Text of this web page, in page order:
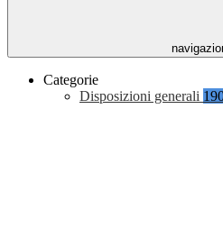
Categorie
Disposizioni generali